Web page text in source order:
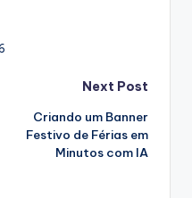
Next Post
Criando um Banner
Festivo de Férias em
Minutos com IA